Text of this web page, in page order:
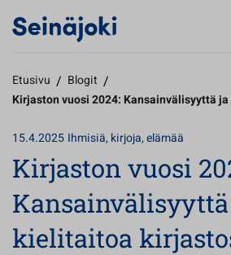
Etusivu / Blogit /
Kirjaston vuosi 2024: Kansainvälisyyttä
15.4.2025 Ihmisiä, kirjoja, elämää
Kirjaston vuosi
kielitaitoa